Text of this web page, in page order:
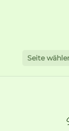
Seite